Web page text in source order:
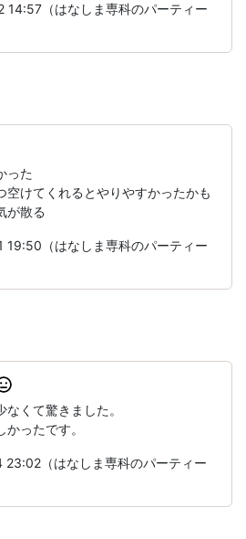
（はなしま専科のパーティー
った
空けてくれるとやりやすかったかも
が散る
（はなしま専科のパーティー
くて驚きました。
ったです。
（はなしま専科のパーティー